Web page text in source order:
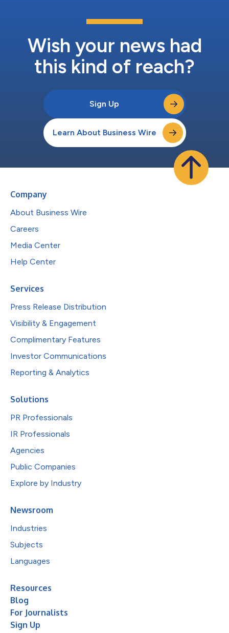
Wish your news had
this kind of reach?
Sign Up
Learn About Business Wire
Company
About Business Wire
Careers
Media Center
Help Center
Services
Press Release Distribution
Visibility & Engagement
Complimentary Features
Investor Communications
Reporting & Analytics
Solutions
PR Professionals
IR Professionals
Agencies
Public Companies
Explore by Industry
Newsroom
Industries
Subjects
Languages
Resources
Blog
For Journalists
Sign Up